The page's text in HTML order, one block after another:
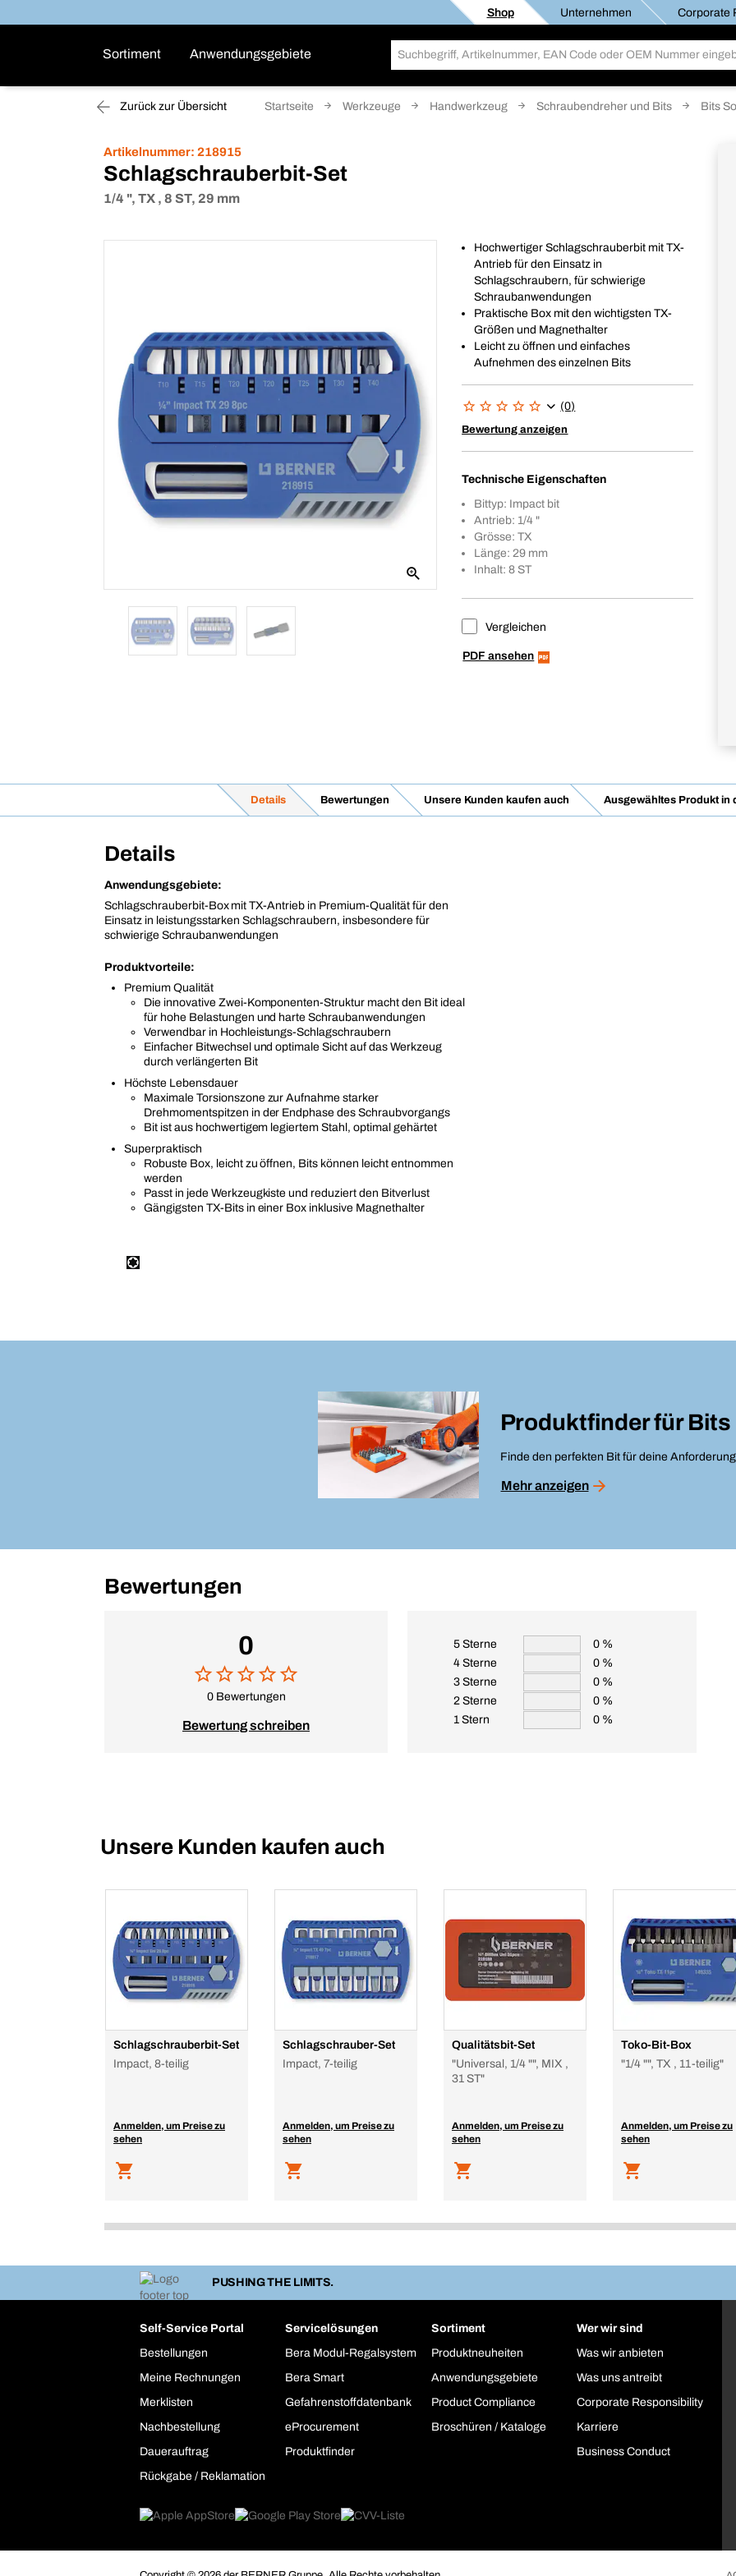
Shop Unternehmen Corporate
Sortiment Anwendungsgebiete
Zurück zur Übersicht Startseite Werkzeuge Handwerkzeug Schraubendreher und Bits Bits
Artikelnummer: 218915
Schlagschrauberbit-Set
1/4 ", TX , 8 ST, 29 mm
Hochwertiger Schlagschrauberbit mit TX-
Antrieb für den Einsatz in
Schlagschraubern, für schwierige
Schraubanwendungen
Praktische Box mit den wichtigsten TX-
Größen und Magnethalter
Leicht zu öffnen und einfaches
Aufnehmen des einzelnen Bits
(0)
Bewertung anzeigen
Technische Eigenschaften
Bittyp: Impact bit
Antrieb: 1/4 "
Grösse: TX
Länge: 29 mm
Inhalt: 8 ST
Vergleichen
PDF ansehen
Details Bewertungen Unsere Kunden kaufen auch Ausgewähltes Produkt in
Details
Anwendungsgebiete:
Schlagschrauberbit-Box mit TX-Antrieb in Premium-Qualität für den
Einsatz in leistungsstarken Schlagschraubern, insbesondere für
schwierige Schraubanwendungen
Produktvorteile:
Premium Qualität
Die innovative Zwei-Komponenten-Struktur macht den Bit ideal
für hohe Belastungen und harte Schraubanwendungen
Verwendbar in Hochleistungs-Schlagschraubern
Einfacher Bitwechsel und optimale Sicht auf das Werkzeug
durch verlängerten Bit
Höchste Lebensdauer
Maximale Torsionszone zur Aufnahme starker
Drehmomentspitzen in der Endphase des Schraubvorgangs
Bit ist aus hochwertigem legiertem Stahl, optimal gehärtet
Superpraktisch
Robuste Box, leicht zu öffnen, Bits können leicht entnommen
werden
Passt in jede Werkzeugkiste und reduziert den Bitverlust
Gängigsten TX-Bits in einer Box inklusive Magnethalter
Produktfinder fürBits
Finde den perfekten Bit für deine
Mehr anzeigen
Bewertungen
0
0 Bewertungen
Bewertung schreiben
5 Sterne
0 %
4 Sterne
0 %
3 Sterne
0 %
2 Sterne
0 %
1 Stern
0 %
Unsere Kunden kaufen auch
Schlagschrauberbit-Set
Impact, 8-teilig
Anmelden, um Preise zu
sehen
Schlagschrauber-Set
Impact, 7-teilig
Anmelden, um Preise zu
sehen
Qualitätsbit-Set
"Universal, 1/4 "", MIX ,
31 ST"
Anmelden, um Preise zu
sehen
Toko-Bit-Box
"1/4 "", TX , 11-teilig"
Anmelden, um Preise zu
sehen
PUSHING THE LIMITS.
Self-Service Portal
Bestellungen
Meine Rechnungen
Merklisten
Nachbestellung
Dauerauftrag
Rückgabe / Reklamation
Servicelösungen
Bera Modul-Regalsystem
Bera Smart
Gefahrenstoffdatenbank
eProcurement
Produktfinder
Sortiment
Produktneuheiten
Anwendungsgebiete
Product Compliance
Broschüren / Kataloge
Wer wir sind
Was wir anbieten
Was uns antreibt
Corporate Responsibility
Karriere
Business Conduct